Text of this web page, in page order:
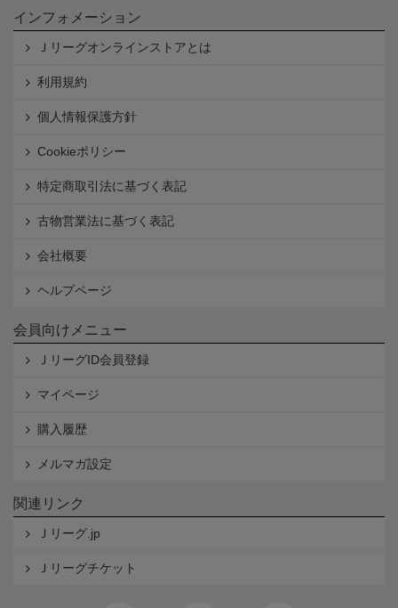
インフォメーション
Ｊリーグオンラインストアとは
利用規約
個人情報保護方針
Cookieポリシー
特定商取引法に基づく表記
古物営業法に基づく表記
会社概要
ヘルプページ
会員向けメニュー
ＪリーグID会員登録
マイページ
購入履歴
メルマガ設定
関連リンク
Ｊリーグ.jp
Ｊリーグチケット